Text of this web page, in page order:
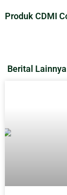
Produk CDMI
Berital Lainnya